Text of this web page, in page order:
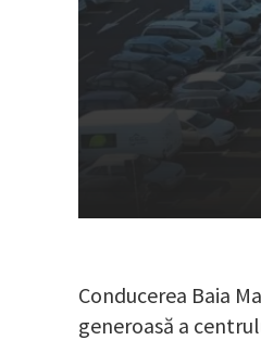
Conducerea Baia
generoasă a